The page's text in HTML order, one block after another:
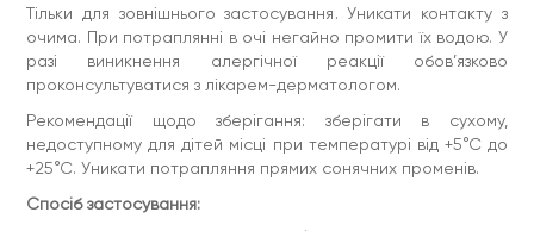
5. За потреби повторно викласти вії перед нанесенням
другого компоненту (Засіб 2).
6. Виконати компенсацію вій після нанесення другого
компоненту (Засіб 2) за допомогою ватної хмаринки або
компенсаторів.
7. Після завершення процедури, за необхідності, видалити
залишки бальзаму за допомогою вологого ватного диска
або ватної палички.
Склад:AQUA, PVP, CETEARYL ALCOHOL, CETEARETH-25,
GLYCERIN, PROPYLENE GLYCOL, PHENOXYETHANOL,
Тільки для зовнішнього застосування. Уникати контакту з
очима. При потраплянні в очі негайно промити їх водою. У
разі виникнення алергічної реакції обов’язково
проконсультуватися з лікарем-дерматологом.
Рекомендації щодо зберігання: зберігати в сухому,
недоступному для дітей місці при температурі від +5°С до
+25°С. Уникати потрапляння прямих сонячних променів.
Спосіб застосування: